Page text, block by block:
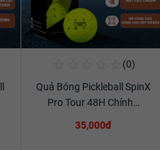
Xem chi tiết
(0)
Quả Bóng Pickleball SpinX
Pro Tour 48H Chính…
35,000đ